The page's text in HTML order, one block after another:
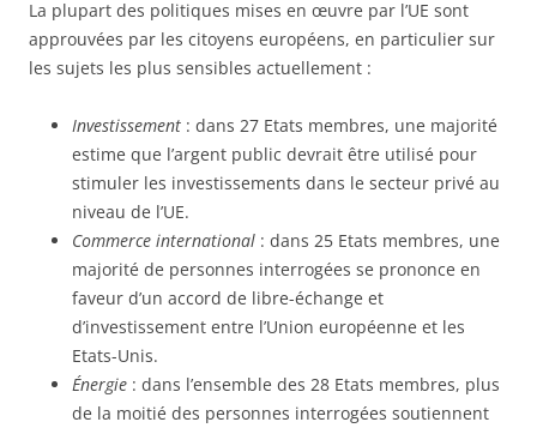
La plupart des politiques mises en œuvre par l’UE sont
approuvées par les citoyens européens, en particulier sur
les sujets les plus sensibles actuellement :
Investissement : dans 27 Etats membres, une majorité
estime que l’argent public devrait être utilisé pour
stimuler les investissements dans le secteur privé au
niveau de l’UE.
Commerce international : dans 25 Etats membres, une
majorité de personnes interrogées se prononce en
faveur d’un accord de libre-échange et
d’investissement entre l’Union européenne et les
Etats-Unis.
Énergie : dans l’ensemble des 28 Etats membres, plus
de la moitié des personnes interrogées soutiennent